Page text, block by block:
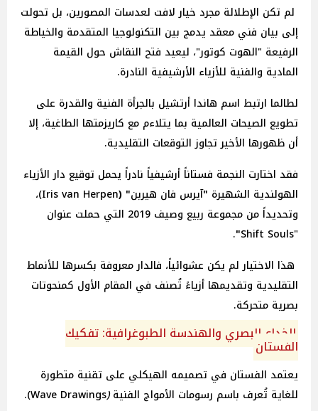
لم تكن الإطلالة مجرد خيار لافت لعدسات المصورين، بل تحولت
إلى بيان فني معقد يدمج بين التكنولوجيا المتقدمة والخياطة
الرفيعة "الهوت كوتور"، ليعيد فتح النقاش حول القيمة
المادية والفنية للأزياء الأرشيفية النادرة.
لطالما ارتبط اسم هاندا أرتشيل بالجرأة الفنية والقدرة على
تطويع الصيحات العالمية بما يتلاءم مع كاريزمتها الطاغية، إلا
أن ظهورها الأخير تجاوز التوقعات التقليدية.
فقد اختارت النجمة فستاناً أرشيفياً نادراً يحمل توقيع دار الأزياء
الهولندية الشهيرة "آيرس فان هيربن" (
Iris van Herpen)،
وتحديداً من مجموعة ربيع وصيف 2019 التي حملت عنوان
"Shift Souls
"
.
هذا الاختيار لم يكن عشوائياً، فالدار معروفة بكسرها للأنماط
التقليدية وتقديمها أزياءً تُصنف في المقام الأول كمنحوتات
بصرية متحركة.
الخداع البصري والهندسة الطبوغرافية: تفكيك
الفستان
يعتمد الفستان في تصميمه الهيكلي على تقنية متطورة
للغاية تُعرف باسم رسومات الأمواج الفنية(
Wave Drawings).